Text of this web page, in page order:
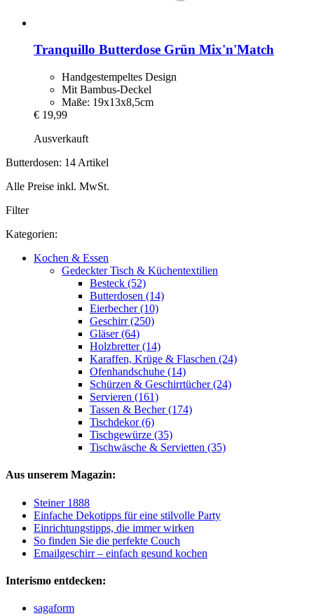
Tranquillo Butterdose Grün Mix'n'Match
Handgestempeltes Design
Mit Bambus-Deckel
Maße: 19x13x8,5cm
€ 19,99
Ausverkauft
Butterdosen: 14 Artikel
Alle Preise inkl. MwSt.
Filter
Kategorien:
Kochen & Essen
Gedeckter Tisch & Küchentextilien
Besteck (52)
Butterdosen (14)
Eierbecher (10)
Geschirr (250)
Gläser (64)
Holzbretter (14)
Karaffen, Krüge & Flaschen (24)
Ofenhandschuhe (14)
Schürzen & Geschirrtücher (24)
Servieren (161)
Tassen & Becher (174)
Tischdekor (6)
Tischgewürze (35)
Tischwäsche & Servietten (35)
Aus unserem Magazin:
Steiner 1888
Einfache Dekotipps für eine stilvolle Party
Einrichtungstipps, die immer wirken
So finden Sie die perfekte Couch
Emailgeschirr – einfach gesund kochen
Interismo entdecken:
sagaform